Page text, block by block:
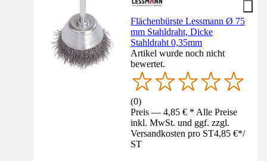
Flächenbürste Lessmann Ø 75
mm Stahldraht, Dicke
Stahldraht 0,35mm
Artikel wurde noch nicht
bewertet.
(0)
Preis — 4,85 € * Alle Preise
inkl. MwSt. und ggf. zzgl.
Versandkosten pro ST4,85 €*/
ST